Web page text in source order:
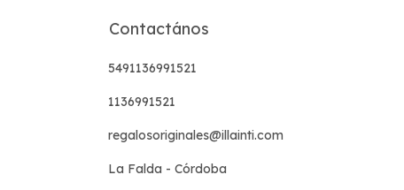
Contactános
5491136991521
1136991521
regalosoriginales@illainti.com
La Falda - Córdoba